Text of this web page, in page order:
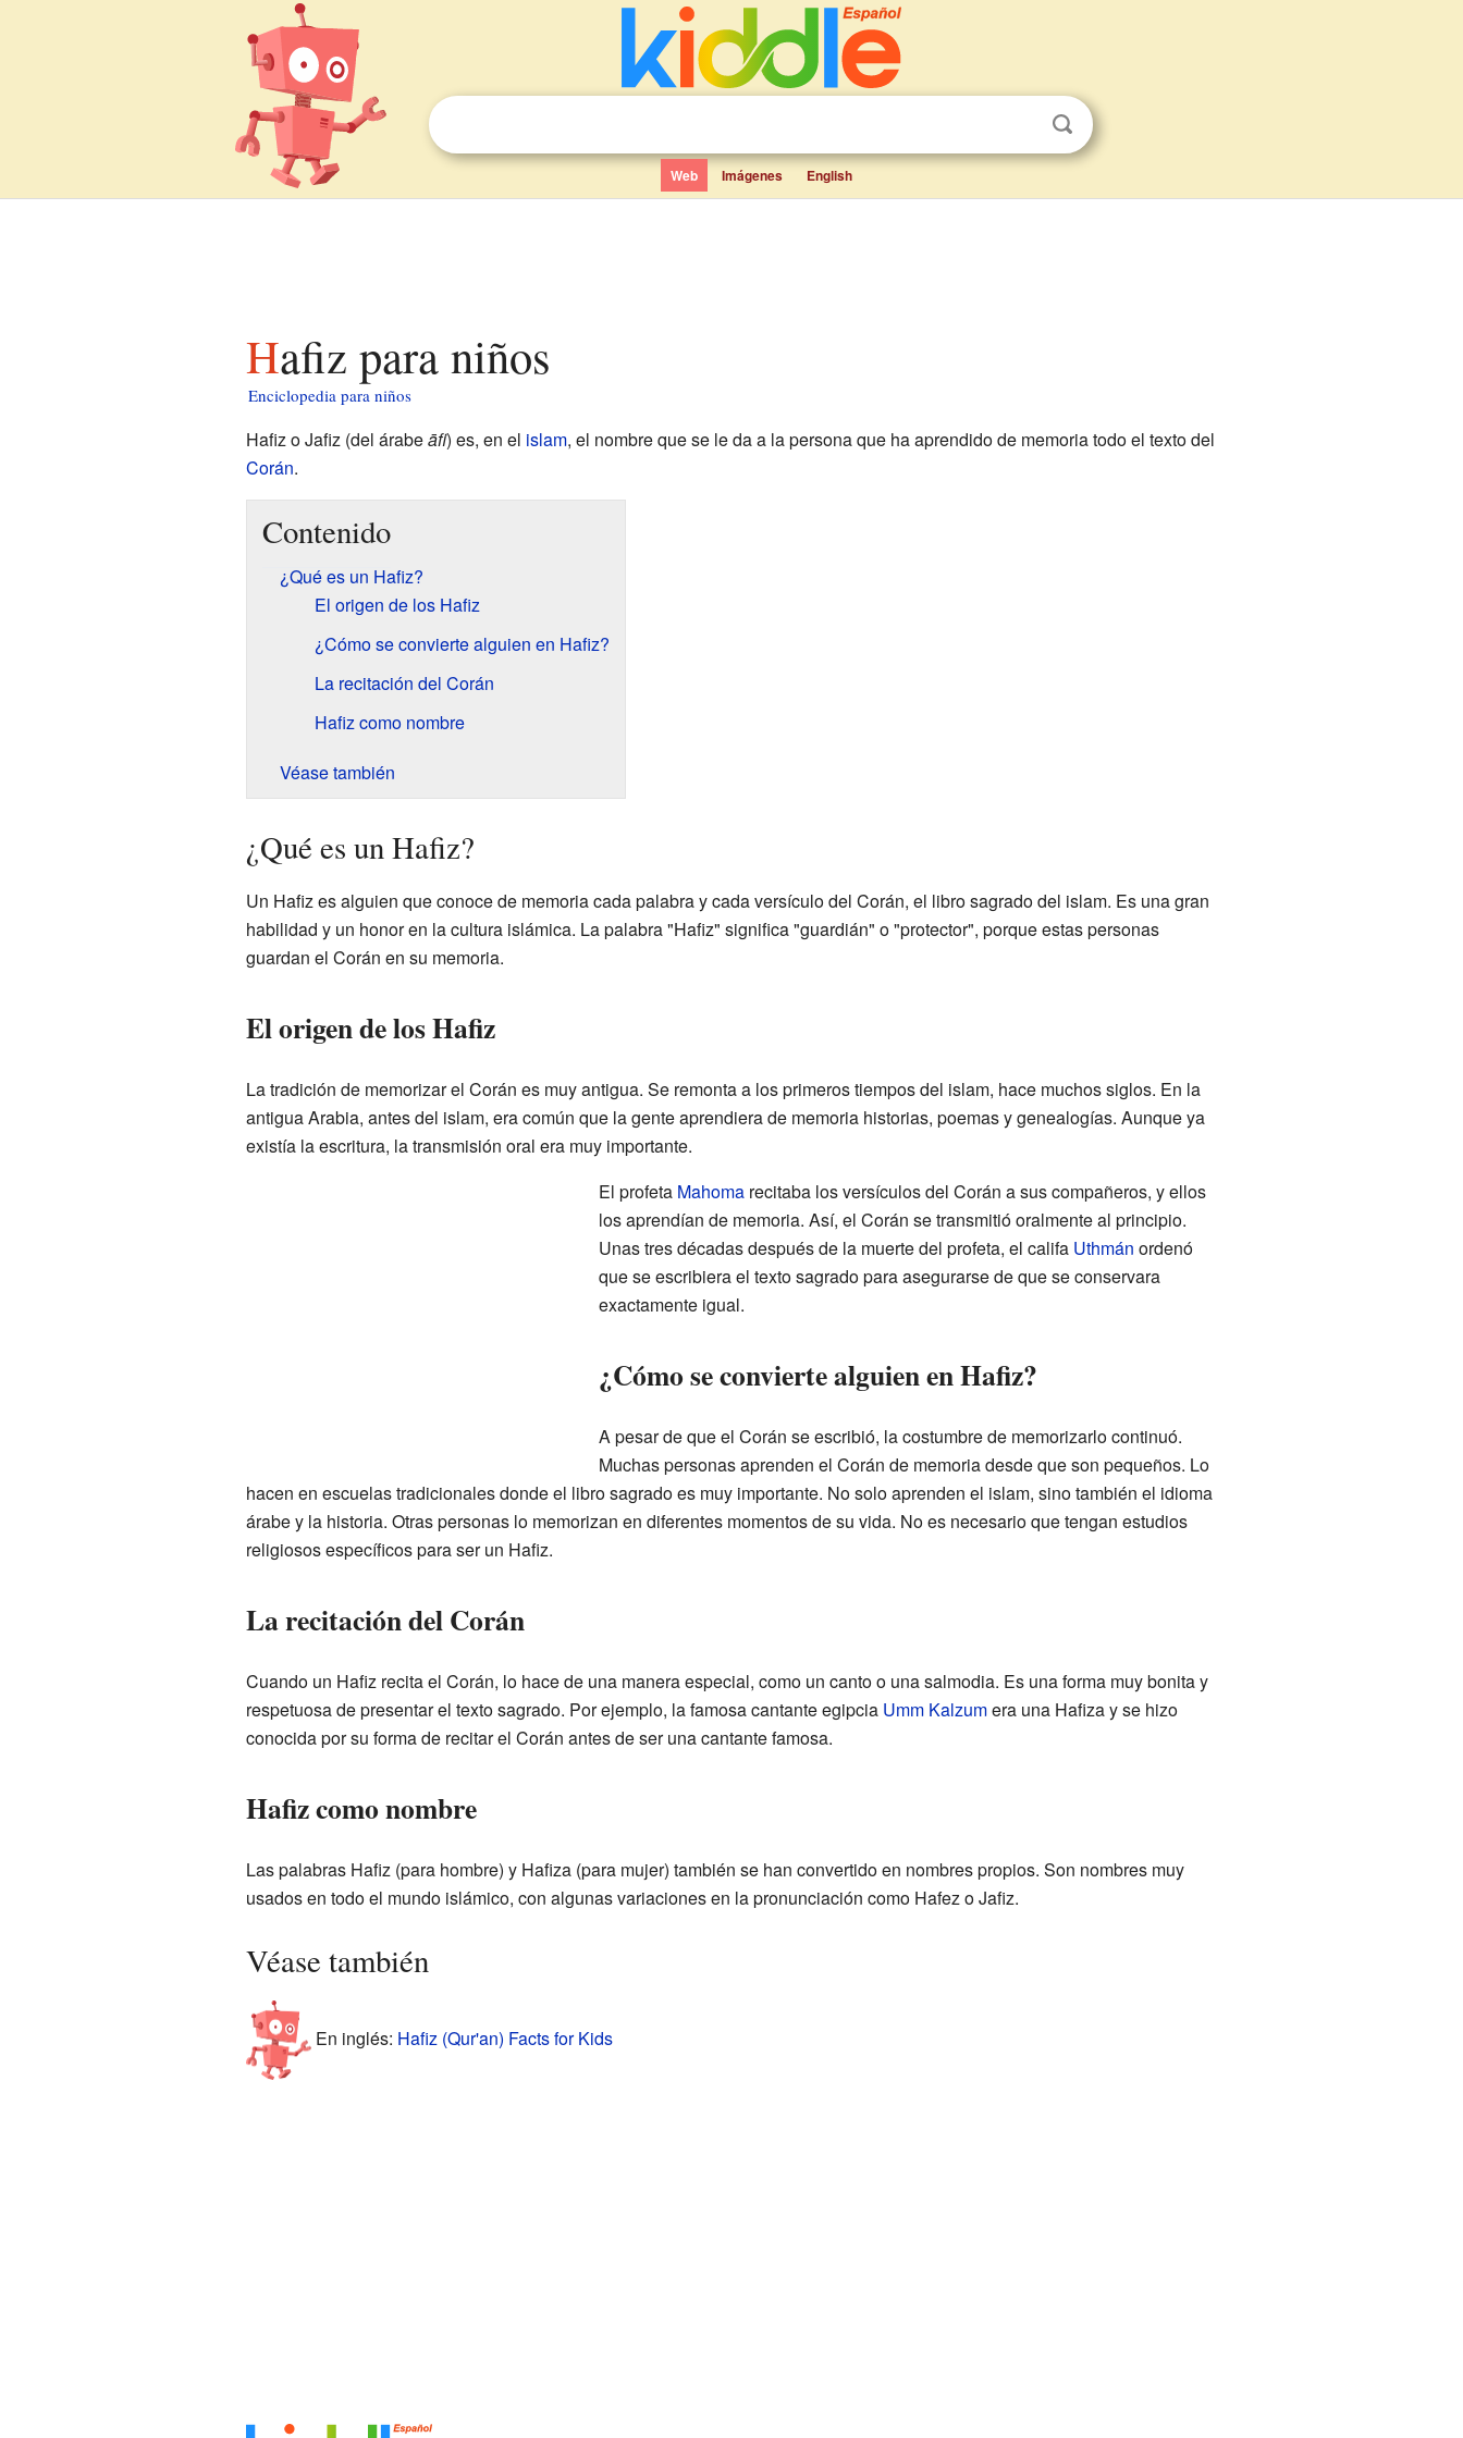
Web Imágenes English
Hafiz para niños
Enciclopedia para niños
Hafiz o Jafiz (del árabeāfi) es, en el islam, el nombre que se le da a la persona que ha aprendido de memoria todo el texto del
Corán.
Contenido
¿Qué es un Hafiz?
El origen de los Hafiz
¿Cómo se convierte alguien en Hafiz?
La recitación del Corán
Hafiz como nombre
Véase también
¿Qué es un Hafiz?
Un Hafiz es alguien que conoce de memoria cada palabra y cada versículo del Corán, el libro sagrado del islam. Es una gran
habilidad y un honor en la cultura islámica. La palabra "Hafiz" significa "guardián" o "protector", porque estas personas
guardan el Corán en su memoria.
El origen de los Hafiz
La tradición de memorizar el Corán es muy antigua. Se remonta a los primeros tiempos del islam, hace muchos siglos. En la
antigua Arabia, antes del islam, era común que la gente aprendiera de memoria historias, poemas y genealogías. Aunque ya
existía la escritura, la transmisión oral era muy importante.
El profeta Mahomarecitaba los versículos del Corán a sus compañeros, y ellos
los aprendían de memoria. Así, el Corán se transmitió oralmente al principio.
Unas tres décadas después de la muerte del profeta, el califa Uthmán ordenó
que se escribiera el texto sagrado para asegurarse de que se conservara
exactamente igual.
¿Cómo se convierte alguien en Hafiz?
A pesar de que el Corán se escribió, la costumbre de memorizarlo continuó.
Muchas personas aprenden el Corán de memoria desde que son pequeños. Lo
hacen en escuelas tradicionales donde el libro sagrado es muy importante. No solo aprenden el islam, sino también el idioma
árabe y la historia. Otras personas lo memorizan en diferentes momentos de su vida. No es necesario que tengan estudios
religiosos específicos para ser un Hafiz.
La recitación del Corán
Cuando un Hafiz recita el Corán, lo hace de una manera especial, como un canto o una salmodia. Es una forma muy bonita y
respetuosa de presentar el texto sagrado. Por ejemplo, la famosa cantante egipcia Umm Kalzumera una Hafiza y se hizo
conocida por su forma de recitar el Corán antes de ser una cantante famosa.
Hafiz como nombre
Las palabras Hafiz (para hombre) y Hafiza (para mujer) también se han convertido en nombres propios. Son nombres muy
usados en todo el mundo islámico, con algunas variaciones en la pronunciación como Hafez o Jafiz.
Véase también
En inglés: Hafiz (Qur'an) Facts for Kids